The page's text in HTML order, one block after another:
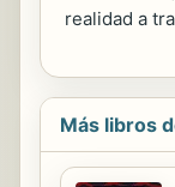
realidad a
Más libros